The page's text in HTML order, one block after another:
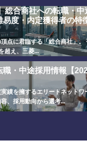
総合商社への転職・中
易度・内定獲得者の特
点に君臨する「総合商社」。
超え、三菱...
職・中途採用情報【
績を擁するエリートネットワ
、採用動向から選考...